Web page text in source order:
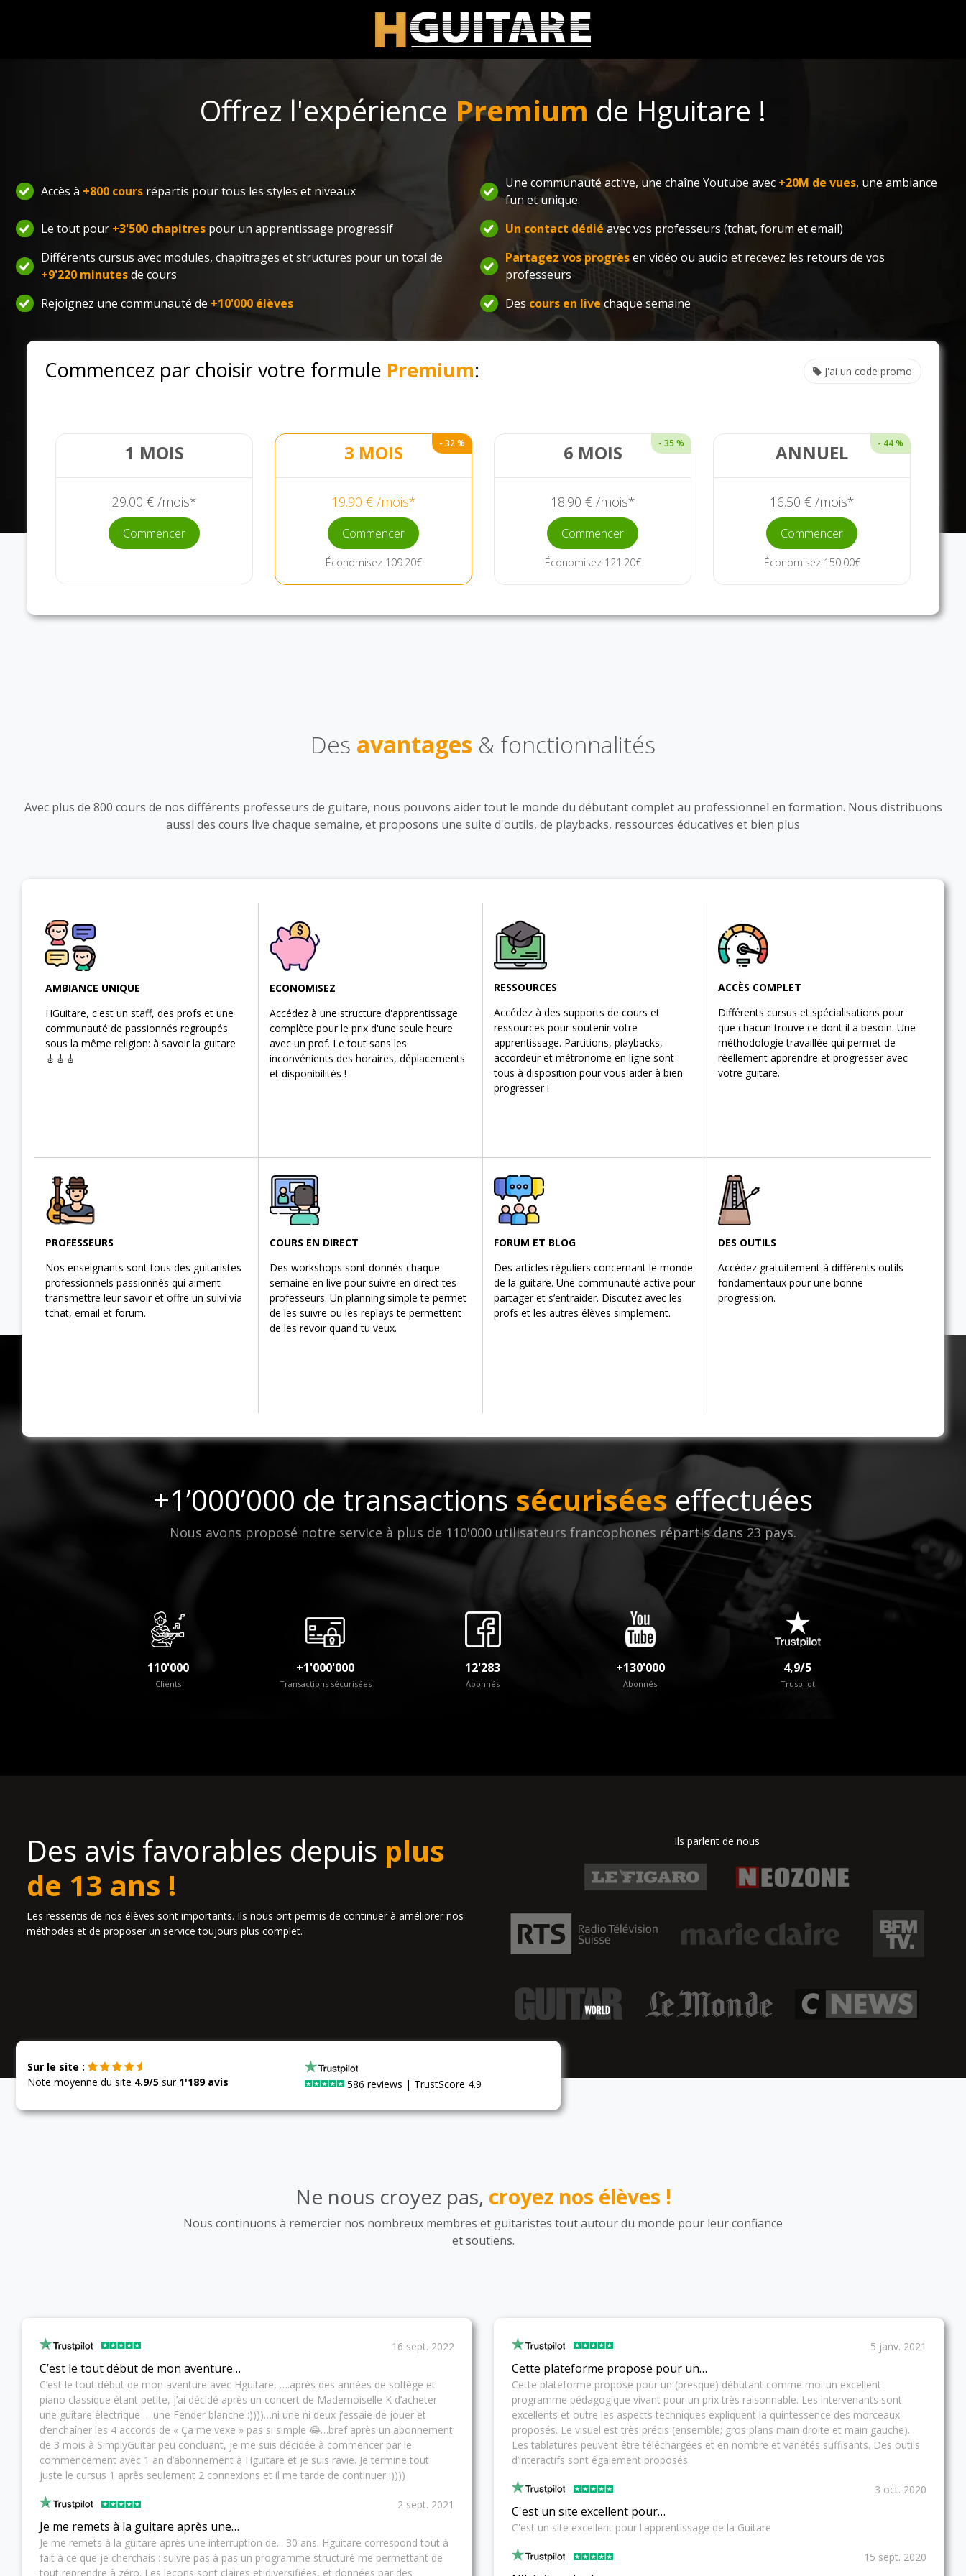
Offrez l'expérience Premium de Hguitare !
Accès à +800 cours répartis pour tous les styles et niveaux
Une communauté active, une chaîne Youtube avec +20M de vues, une ambiance
fun et unique.
Le tout pour +3'500 chapitres pour un apprentissage progressif Un contact dédié avec vos professeurs (tchat, forum et email)
Différents cursus avec modules, chapitrages et structures pour un total de
+9'220 minutesde cours
Partagez vos progrèsen vidéo ou audio et recevez les retours de vos
professeurs
Rejoignez une communauté de +10'000 élèves Des cours en livechaque semaine
Commencez par choisir votre formule Premium: J'ai un code promo
1 MOIS
29.00 € /mois*
Commencer
- 32 %
3 MOIS
19.90 € /mois*
Commencer
Économisez 109.20€
- 35 %
6 MOIS
18.90 € /mois*
Commencer
Économisez 121.20€
- 44 %
ANNUEL
16.50 € /mois*
Commencer
Économisez 150.00€
Des avantages & fonctionnalités
Avec plus de 800 cours de nos différents professeurs de guitare, nous pouvons aider tout le monde du débutant complet au professionnel en formation. Nous distribuons
aussi des cours live chaque semaine, et proposons une suite d'outils, de playbacks, ressources éducatives et bien plus
AMBIANCE UNIQUE
HGuitare, c'est un staff, des profs et une
communauté de passionnés regroupés
sous la même religion: à savoir la guitare
🎸🎸🎸
ECONOMISEZ
Accédez à une structure d'apprentissage
complète pour le prix d'une seule heure
avec un prof. Le tout sans les
inconvénients des horaires, déplacements
et disponibilités !
RESSOURCES
Accédez à des supports de cours et
ressources pour soutenir votre
apprentissage. Partitions, playbacks,
accordeur et métronome en ligne sont
tous à disposition pour vous aider à bien
progresser !
ACCÈS COMPLET
Différents cursus et spécialisations pour
que chacun trouve ce dont il a besoin. Une
méthodologie travaillée qui permet de
réellement apprendre et progresser avec
votre guitare.
PROFESSEURS
Nos enseignants sont tous des guitaristes
professionnels passionnés qui aiment
transmettre leur savoir et offre un suivi via
tchat, email et forum.
COURS EN DIRECT
Des workshops sont donnés chaque
semaine en live pour suivre en direct tes
professeurs. Un planning simple te permet
de les suivre ou les replays te permettent
de les revoir quand tu veux.
FORUM ET BLOG
Des articles réguliers concernant le monde
de la guitare. Une communauté active pour
partager et s’entraider. Discutez avec les
profs et les autres élèves simplement.
DES OUTILS
Accédez gratuitement à différents outils
fondamentaux pour une bonne
progression.
+1’000’000 de transactions sécurisées effectuées
Nous avons proposé notre service à plus de 110'000 utilisateurs francophones répartis dans 23 pays.
110'000
Clients
+1'000'000
Transactions sécurisées
12'283
Abonnés
+130'000
Abonnés
4,9/5
Truspilot
Des avis favorables depuis plus
de 13 ans !
Les ressentis de nos élèves sont importants. Ils nous ont permis de continuer à améliorer nos
méthodes et de proposer un service toujours plus complet.
Ils parlent de nous
Sur le site :
Note moyenne du site 4.9/5 sur 1'189 avis 586 reviews | TrustScore 4.9
Ne nous croyez pas, croyez nos élèves !
Nous continuons à remercier nos nombreux membres et guitaristes tout autour du monde pour leur confiance
et soutiens.
16 sept. 2022
C’est le tout début de mon aventure…
C’est le tout début de mon aventure avec Hguitare, ….après des années de solfège et
piano classique étant petite, j’ai décidé après un concert de Mademoiselle K d’acheter
une guitare électrique ….une Fender blanche :))))…ni une ni deux j’essaie de jouer et
d’enchaîner les 4 accords de « Ça me vexe » pas si simple 😂…bref après un abonnement
de 3 mois à SimplyGuitar peu concluant, je me suis décidée à commencer par le
commencement avec 1 an d’abonnement à Hguitare et je suis ravie. Je termine tout
juste le cursus 1 après seulement 2 connexions et il me tarde de continuer :))))
2 sept. 2021
Je me remets à la guitare après une…
Je me remets à la guitare après une interruption de... 30 ans. Hguitare correspond tout à
fait à ce que je cherchais : suivre pas à pas un programme structuré me permettant de
tout reprendre à zéro. Les leçons sont claires et diversifiées, et données par des
5 janv. 2021
Cette plateforme propose pour un…
Cette plateforme propose pour un (presque) débutant comme moi un excellent
programme pédagogique vivant pour un prix très raisonnable. Les intervenants sont
excellents et outre les aspects techniques expliquent la quintessence des morceaux
proposés. Le visuel est très précis (ensemble; gros plans main droite et main gauche).
Les tablatures peuvent être téléchargées et en nombre et variétés suffisants. Des outils
d’interactifs sont également proposés.
3 oct. 2020
C'est un site excellent pour…
C'est un site excellent pour l'apprentissage de la Guitare
15 sept. 2020